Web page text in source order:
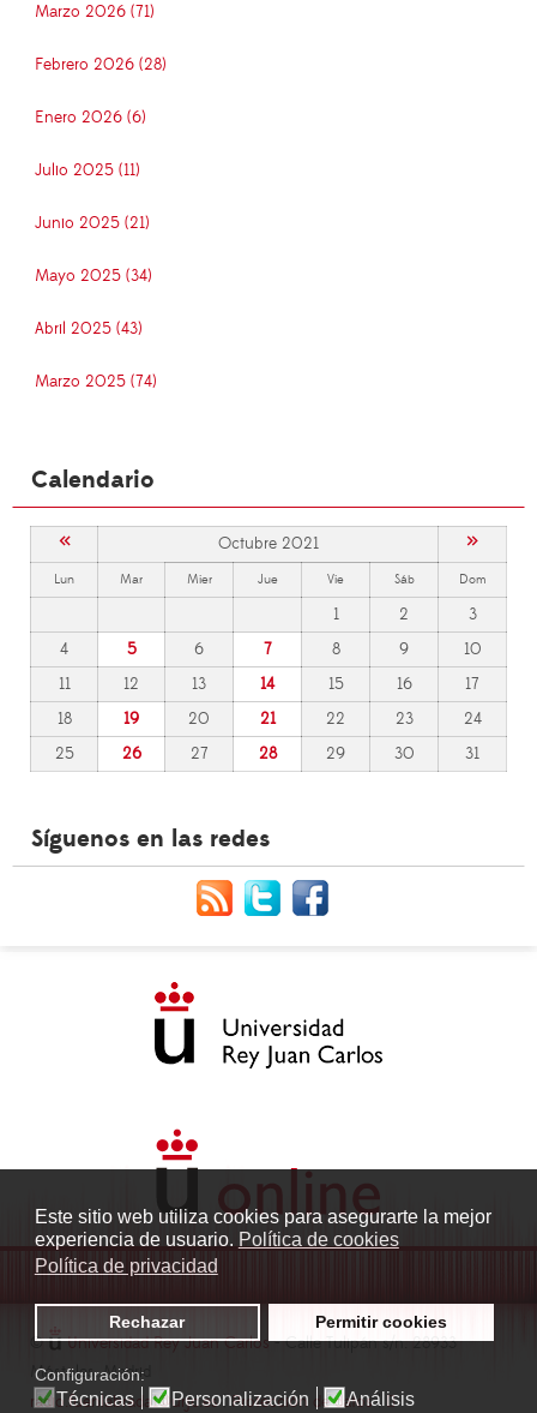
Este sitio web utiliza cookies para asegurarte la mejor
experiencia de usuario. Política de cookies
Política de privacidad
Rechazar Permitir cookies
Configuración:
Técnicas Personalización Análisis
Marzo 2026 (71)
Febrero 2026 (28)
Enero 2026 (6)
Julio 2025 (11)
Junio 2025 (21)
Mayo 2025 (34)
Abril 2025 (43)
Marzo 2025 (74)
Calendario
« Octubre 2021 »
Lun Mar Mier Jue Vie Sáb Dom
1 2
3
4
5 6 7 8 9
10
11
12 13 14 15 16
17
18
19 20 21 22 23
24
25
26 27 28 29 30 31
Síguenos en las redes
© Universidad Rey Juan Carlos- Calle Tulipán s/n. 28933
Móstoles. Madrid
radio.fuenlabrada1@urjc.es|Protección de datos|